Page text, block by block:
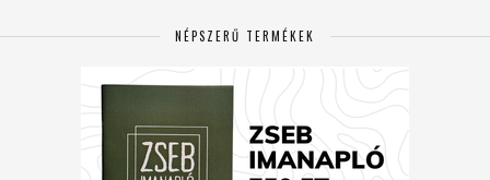
NÉPSZERŰ TERMÉKEK